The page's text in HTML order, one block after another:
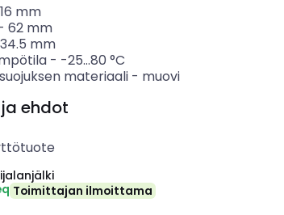
16 mm
62 mm
34.5 mm
- -25...80 °C
materiaali- muovi
ehdot
Toimittajan ilmoittama